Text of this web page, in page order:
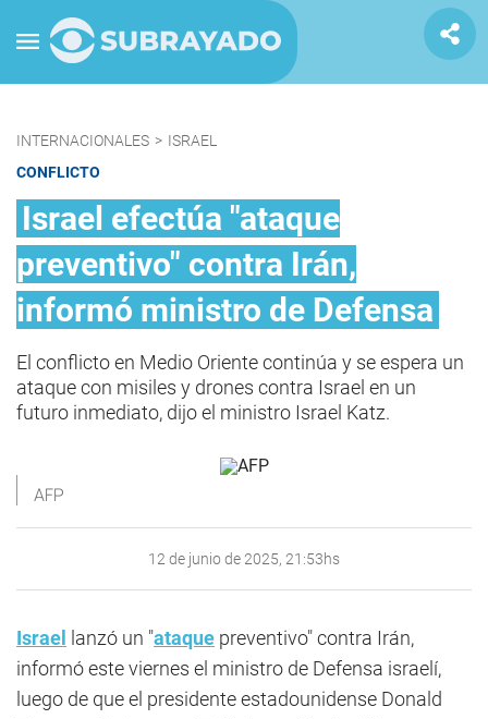
INTERNACIONALES > ISRAEL
CONFLICTO
Israel efectúa "ataque
preventivo" contra Irán,
informó ministro de Defensa
El conflicto en Medio Oriente continúa y se espera un
ataque con misiles y drones contra Israel en un
futuro inmediato, dijo el ministro Israel Katz.
AFP
12 de junio de 2025, 21:53hs
Israel lanzó un "ataque preventivo" contra Irán,
informó este viernes el ministro de Defensa israelí,
luego de que el presidente estadounidense Donald